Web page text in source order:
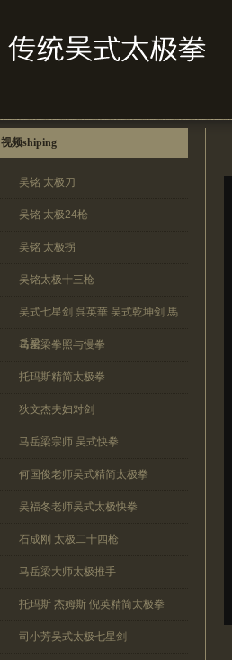
视频shiping
吴铭 太极刀
吴铭 太极24枪
吴铭 太极拐
吴铭太极十三枪
吴式七星剑 呉英華 吴式乾坤剑 馬
岳梁
马岳梁拳照与慢拳
托玛斯精简太极拳
狄文杰夫妇对剑
马岳梁宗师 吴式快拳
何国俊老师吴式精简太极拳
吴福冬老师吴式太极快拳
石成刚 太极二十四枪
马岳梁大师太极推手
托玛斯 杰姆斯 倪英精简太极拳
司小芳吴式太极七星剑